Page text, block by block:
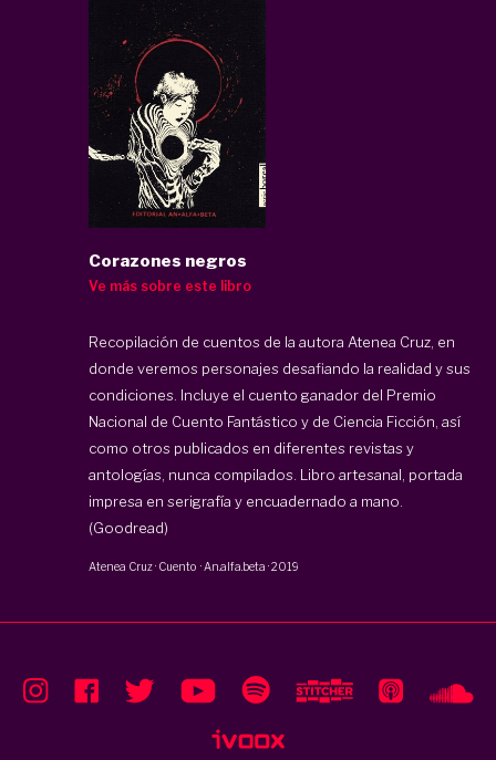
Corazones negros
Ve más sobre este libro
Recopilación de cuentos de la autora Atenea Cruz, en
donde veremos personajes desafiando la realidad y sus
condiciones. Incluye el cuento ganador del Premio
Nacional de Cuento Fantástico y de Ciencia Ficción, así
como otros publicados en diferentes revistas y
antologías, nunca compilados. Libro artesanal, portada
impresa en serigrafía y encuadernado a mano.
(Goodread)
Atenea Cruz· Cuento · An.alfa.beta ·2019